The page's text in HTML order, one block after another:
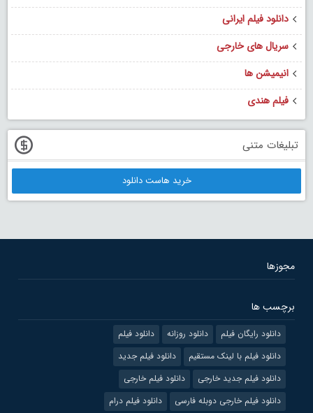
دانلود فیلم ایرانی
سریال های خارجی
انیمیشن ها
فیلم هندی
تبلیغات متنی
خرید هاست دانلود
مجوزها
برچسب ها
دانلود رایگان فیلم دانلود روزانه
دانلود فیلم
دانلود فیلم با لینک مستقیم
دانلود فیلم جدید
دانلود فیلم جدید خارجی
دانلود فیلم خارجی
دانلود فیلم خارجی دوبله فارسی
دانلود فیلم درام